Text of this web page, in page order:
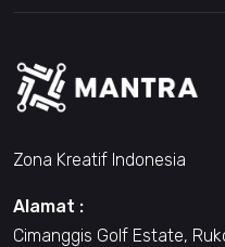
Zona Kreatif Indonesia
Alamat :
Cimanggis Golf Estate,